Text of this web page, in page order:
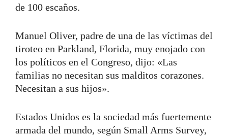
de 100 escaños.
Manuel Oliver, padre de una de las víctimas del
tiroteo en Parkland, Florida, muy enojado con
los políticos en el Congreso, dijo: «Las
familias no necesitan sus malditos corazones.
Necesitan a sus hijos».
Estados Unidos es la sociedad más fuertemente
armada del mundo, según Small Arms Survey,